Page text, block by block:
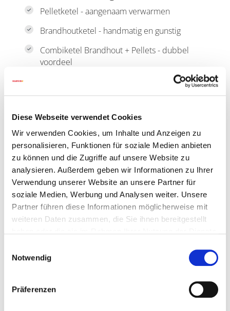
Diese Webseite verwendet Cookies
Wir verwenden Cookies, um Inhalte und Anzeigen zu
personalisieren, Funktionen für soziale Medien anbieten
zu können und die Zugriffe auf unsere Website zu
analysieren. Außerdem geben wir Informationen zu Ihrer
Verwendung unserer Website an unsere Partner für
soziale Medien, Werbung und Analysen weiter. Unsere
Partner führen diese Informationen möglicherweise mit
weiteren Daten zusammen, die Sie ihnen bereitgestellt
Notwendig
Präferenzen
Pelletketel - aangenaam verwarmen
Brandhoutketel - handmatig en gunstig
Combiketel Brandhout + Pellets - dubbel
voordeel
Houtsnipperketel - gunstig en comfortabel
Luchtwarmtepomp